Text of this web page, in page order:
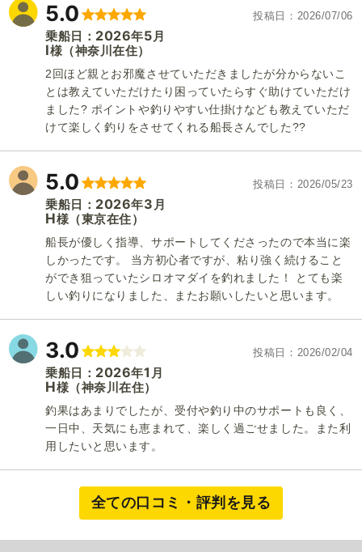
5.0 投稿日 2026/07/06
乗船日： 2026年5 月
I様 （神奈川在住）
2回ほど親とお邪魔させていただきましたが分からないこ
とは教えていただけたり困っていたらすぐ助けていただけ
ました? ポイントや釣りやすい仕掛けなども教えていただ
けて楽しく釣りをさせてくれる船長さんでした??
5.0 投稿日 2026/05/23
乗船日： 2026年3 月
H様 （東京在住）
船長が優しく指導、サポートしてくださったので本当に楽
しかったです。 当方初心者ですが、粘り強く続けること
ができ狙っていたシロオマダイを釣れました！ とても楽
しい釣りになりました、またお願いしたいと思います。
3.0 投稿日 2026/02/04
乗船日： 2026年1 月
H様 （神奈川在住）
釣果はあまりでしたが、受付や釣り中のサポートも良く、
一日中、天気にも恵まれて、楽しく過ごせました。また利
用したいと思います。
全ての口コミ・評判を見る